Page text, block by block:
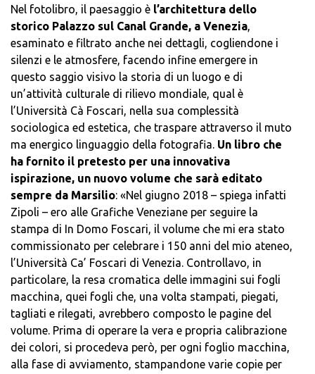
Nel fotolibro, il paesaggio è l’architettura dello
storico Palazzo sul Canal Grande, a Venezia,
esaminato e filtrato anche nei dettagli, cogliendone i
silenzi e le atmosfere, facendo infine emergere in
questo saggio visivo la storia di un luogo e di
un’attività culturale di rilievo mondiale, qual è
l’Università Cà Foscari, nella sua complessità
sociologica ed estetica, che traspare attraverso il muto
ma energico linguaggio della fotografia. Un libro che
ha fornito il pretesto per una innovativa
ispirazione, un nuovo volume che sarà editato
sempre da Marsilio: «Nel giugno 2018 – spiega infatti
Zipoli – ero alle Grafiche Veneziane per seguire la
stampa di In Domo Foscari, il volume che mi era stato
commissionato per celebrare i 150 anni del mio ateneo,
l’Università Ca’ Foscari di Venezia. Controllavo, in
particolare, la resa cromatica delle immagini sui fogli
macchina, quei fogli che, una volta stampati, piegati,
tagliati e rilegati, avrebbero composto le pagine del
volume. Prima di operare la vera e propria calibrazione
dei colori, si procedeva però, per ogni foglio macchina,
alla fase di avviamento, stampandone varie copie per